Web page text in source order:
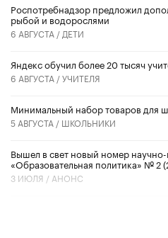
Роспотребнадзор предложил
рыбой и водорослями
6 АВГУСТА / ДЕТИ
​Яндекс обучил более 20 тысяч
6 АВГУСТА /УЧИТЕЛЯ
Минимальный набор товаров для
5 АВГУСТА / ШКОЛЬНИКИ
Вышел в свет новый номер
«Образовательная политика» № 2
3 ИЮЛЯ / АНОНС